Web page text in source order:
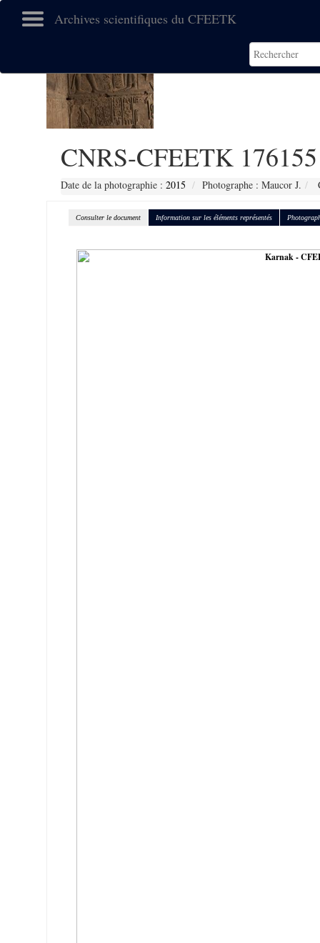
Archives scientifiques du CFEETK
CNRS-CFEETK 176155
Date de la photographie : 2015 Photographe : Maucor J.
Consulter le document Information sur les éléments représentés